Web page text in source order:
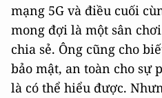
mạng 5G và điều cuối
mong đợi là một sân
chia sẻ. Ông cũng cho
bảo mật, an toàn cho sự
là có thể hiểu được.